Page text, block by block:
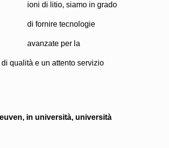
ioni di litio, siamo in grado
di fornire tecnologie
avanzate per la
qualità e un attento servizio
in università, università